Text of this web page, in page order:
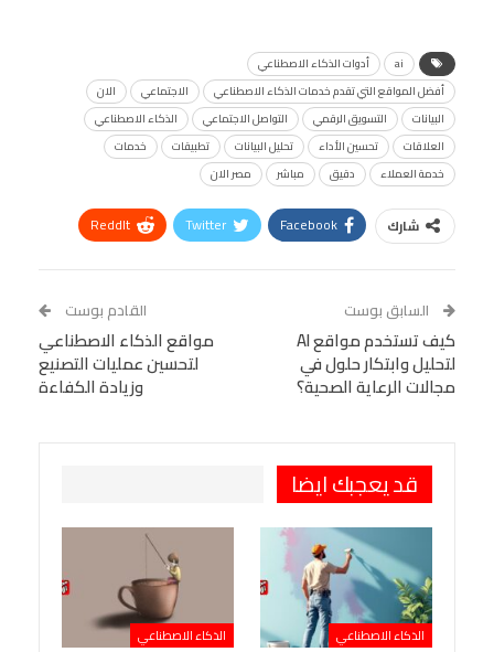
ai
أدوات الذكاء الاصطناعي
أفضل المواقع التي تقدم خدمات الذكاء الاصطناعي
الاجتماعي
الان
البيانات
التسويق الرقمي التواصل الاجتماعي
الذكاء الاصطناعي
العلاقات
تحسين الأداء تحليل البيانات تطبيقات
خدمات
خدمة العملاء
دقيق مباشر مصر الان
شارك Facebook
Twitter
ReddIt
Tumblr
البريد الإلكتروني
StumbleUpon
VK
Digg
LINE
BlackBerry
Viber
السابق بوست
كيف تستخدم مواقع AI
لتحليل وابتكار حلول في
مجالات الرعاية الصحية؟
القادم بوست
مواقع الذكاء الاصطناعي
لتحسين عمليات التصنيع
وزيادة الكفاءة
قد يعجبك ايضا
الذكاء الاصطناعي الذكاء الاصطناعي